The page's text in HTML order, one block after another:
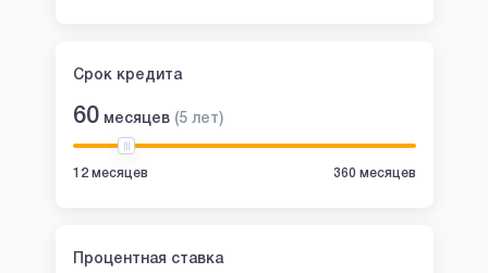
Срок кредита
60 месяцев (5 лет)
12 месяцев 360 месяцев
Процентная ставка